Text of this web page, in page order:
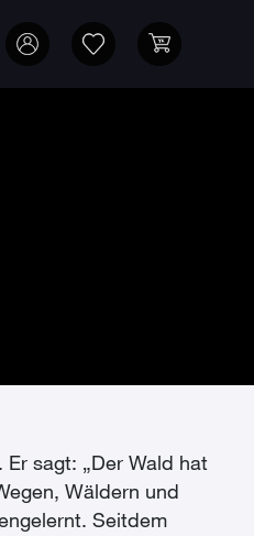
sagt: „Der Wald hat
Wäldern und
Seitdem